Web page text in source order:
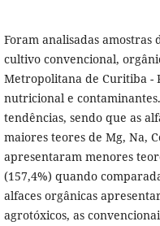
Foram analisadas amostras
cultivo convencional,
Metropolitana de Curitiba -
nutricional e
tendências, sendo que as
maiores teores de Mg, Na,
apresentaram menores
(157,4%) quando
alfaces orgânicas
agrotóxicos, as